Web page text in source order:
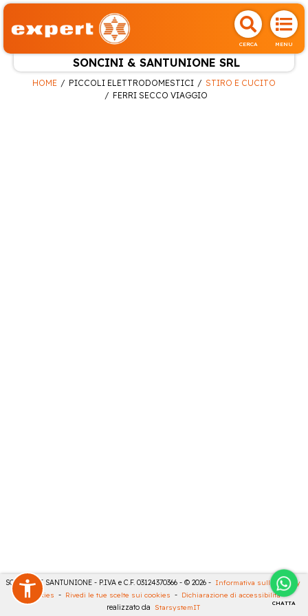
CERCA MENU
SONCINI & SANTUNIONE SRL
CHATTA
HOME PICCOLI ELETTRODOMESTICI
STIRO E CUCITO
FERRI SECCO VIAGGIO
SONCINI E SANTUNIONE - P.IVA e C.F. 03124370366 - © 2026 - Informativa sulla privacy
Cookies - Rivedi le tue scelte sui cookies - Dichiarazione di accessibilità -
realizzato da StarsystemIT